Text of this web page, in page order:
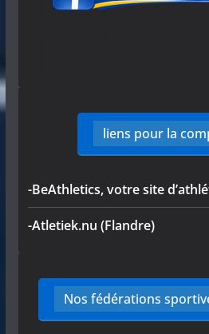
liens pour la
-BeAthletics, votre site
-Atletiek.nu (Flandre)
Nos fédérations